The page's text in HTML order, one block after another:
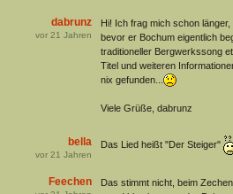
dabrunz
vor 21 Jahren
Hi! Ich frag mich schon
bevor er Bochum eigentlich
traditioneller Bergwerkssong
Titel und weiteren
nix gefunden...
Viele Grüße, dabrunz
bella
vor 21 Jahren
Das Lied heißt "Der Steiger"
Feechen
Das stimmt nicht, beim